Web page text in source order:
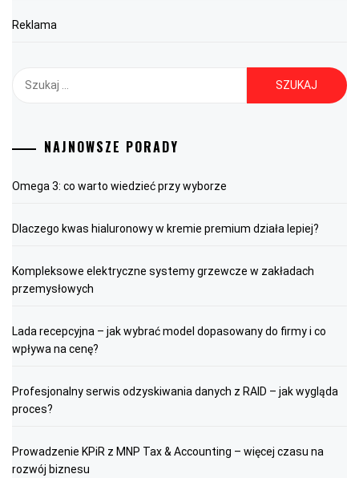
Reklama
NAJNOWSZE PORADY
Omega 3: co warto wiedzieć przy wyborze
Dlaczego kwas hialuronowy w kremie premium działa lepiej?
Kompleksowe elektryczne systemy grzewcze w zakładach
przemysłowych
Lada recepcyjna – jak wybrać model dopasowany do firmy i co
wpływa na cenę?
Profesjonalny serwis odzyskiwania danych z RAID – jak wygląda
proces?
Prowadzenie KPiR z MNP Tax & Accounting – więcej czasu na
rozwój biznesu